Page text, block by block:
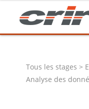
Tous les stages >
Analyse des